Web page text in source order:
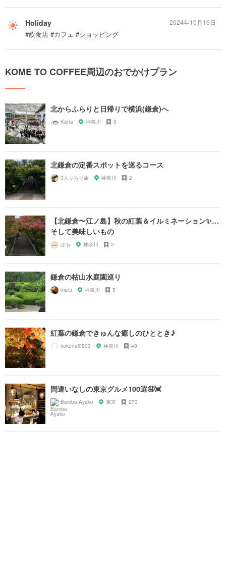
Holiday
#飲食店 #カフェ #ショッピング
2024年10月16日
KOME TO COFFEE周辺のおでかけプラン
北からふらりと日帰りで横浜(鎌倉)へ
Kana 神奈川 0
北鎌倉の定番スポットを巡るコース
3人ぶらり旅 神奈川 2
【北鎌倉〜江ノ島】秋の紅葉＆イルミネーション✨…
そして美味しいもの
ぽぉ 神奈川 2
鎌倉の枯山水庭園巡り
maru 神奈川 5
紅葉の鎌倉できゅんな癒しのひととき♪
kokunai0803 神奈川 40
間違いなしの東京グルメ100選🤤💓
Bamba Ayako 東京 273